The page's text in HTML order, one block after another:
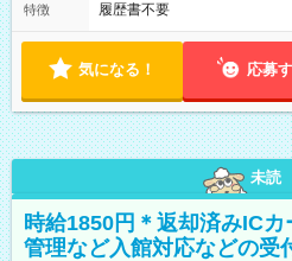
特徴 履歴書不要
気になる！ 応募
未読
時給1850円＊返却済みIC
管理など入館対応などの受